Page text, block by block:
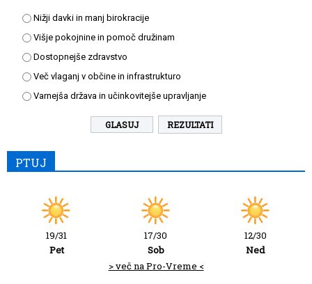
Nižji davki in manj birokracije
Višje pokojnine in pomoč družinam
Dostopnejše zdravstvo
Več vlaganj v občine in infrastrukturo
Varnejša država in učinkovitejše upravljanje
REZULTATI
PTUJ
19/31
Pet
17/30
Sob
12/30
Ned
> več na Pro-Vreme <